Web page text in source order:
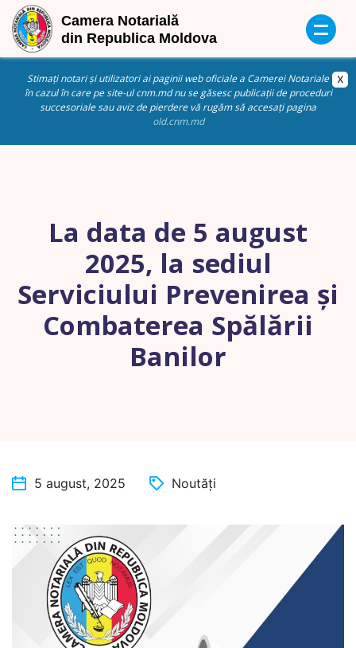
Stimați notari și utilizatori ai paginii web oficiale a Camerei Notariale
în cazul în care pe site-ul cnm.md nu se găsesc publicații de proceduri
succesoriale sau aviz de pierdere vă rugăm să accesați pagina
old.cnm.md
La data de 5 august
2025, la sediul
Serviciului Prevenirea și
Combaterea Spălării
Banilor
5 august, 2025 Noutăți